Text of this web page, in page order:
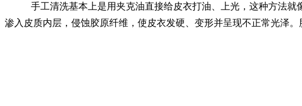
手工清洗基本上是用夹克油直接给皮衣打油、上光，这种方法
渗入皮质内层，侵蚀胶原纤维，使皮衣发硬、变形并呈现不正常光泽